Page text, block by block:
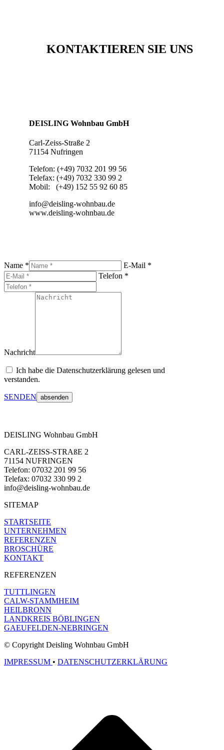
KONTAKTIEREN SIE UNS
DEISLING Wohnbau GmbH
Carl-Zeiss-Straße 2
71154 Nufringen
Telefon: (+49) 7032 201 99 56
Telefax: (+49) 7032 330 99 2
Mobil: (+49) 152 55 92 60 85
info@deisling-wohnbau.de
www.deisling-wohnbau.de
Name *
E-Mail *
Telefon *
Nachricht
Ich habe die Datenschutzerklärung gelesen und
verstanden.
SENDEN
DEISLING Wohnbau GmbH
CARL-ZEISS-STRAßE 2
71154 NUFRINGEN
Telefon: 07032 201 99 56
Telefax: 07032 330 99 2
info@deisling-wohnbau.de
SITEMAP
STARTSEITE
UNTERNEHMEN
REFERENZEN
BROSCHÜRE
KONTAKT
REFERENZEN
TUTTLINGEN
CALW-STAMMHEIM
HEILBRONN
LANDKREIS BÖBLINGEN
GAEUFELDEN-NEBRINGEN
© Copyright Deisling Wohnbau GmbH
IMPRESSUM • DATENSCHUTZERKLÄRUNG